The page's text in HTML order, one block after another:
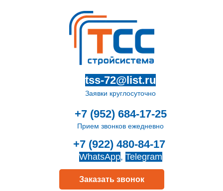
tss-72@list.ru
Заявки круглосуточно
+7 (952) 684-17-25
Прием звонков ежедневно
+7 (922) 480-84-17
WhatsApp, Telegram
Заказать звонок